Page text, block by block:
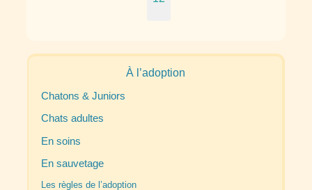
À l’adoption
Chatons & Juniors
Chats adultes
En soins
En sauvetage
Les règles de l’adoption